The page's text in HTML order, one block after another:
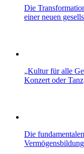
Die
einer neuen
„Kultur für alle
Konzert oder
Die